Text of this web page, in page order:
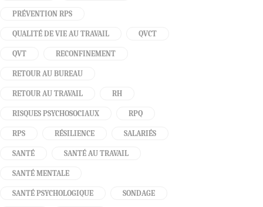
PRÉVENTION RPS
QUALITÉ DE VIE AU TRAVAIL QVCT
QVT RECONFINEMENT
RETOUR AU BUREAU
RETOUR AU TRAVAIL RH
RISQUES PSYCHOSOCIAUX RPQ
RPS RÉSILIENCE SALARIÉS
SANTÉ SANTÉ AU TRAVAIL
SANTÉ MENTALE
SANTÉ PSYCHOLOGIQUE SONDAGE